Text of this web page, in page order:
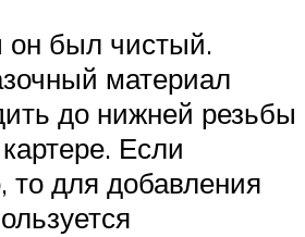
он был чистый.
материал
до нижней резьбы
Если
то для добавления